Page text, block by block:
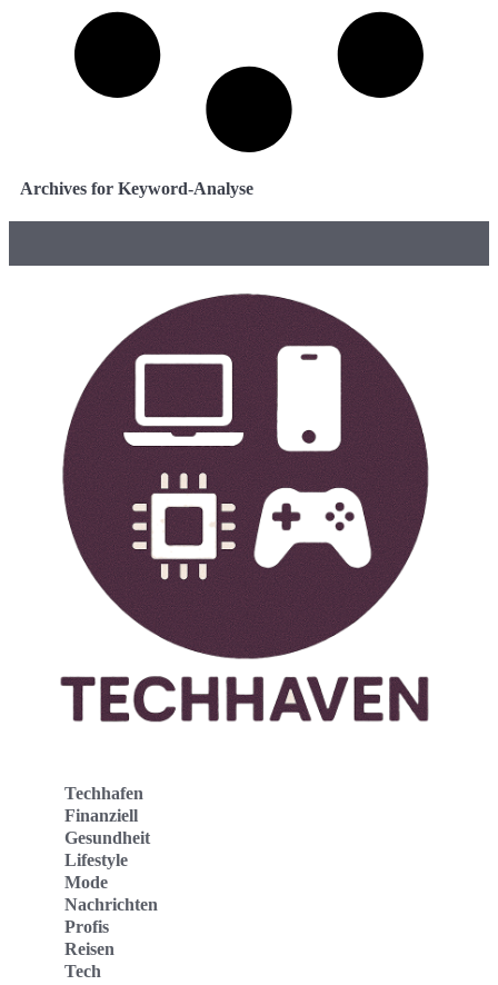
Archives for Keyword-Analyse
Techhafen
Finanziell
Gesundheit
Lifestyle
Mode
Nachrichten
Profis
Reisen
Tech